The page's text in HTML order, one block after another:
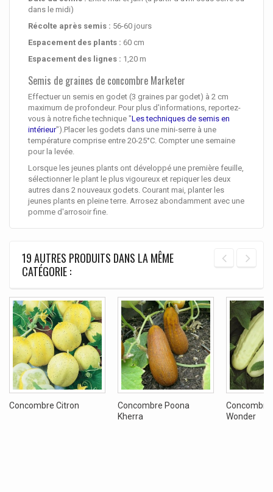
dans le midi)
Récolte après semis : 56-60 jours
Espacement des plants : 60 cm
Espacement des lignes : 1,20 m
Semis de graines de concombre Marketer
Effectuer un semis en godet (3 graines par godet) à 2 cm
maximum de profondeur. Pour plus d'informations, reportez-
vous à notre fiche technique "Les techniques de semis en
intérieur").Placer les godets dans une mini-serre à une
température comprise entre 20-25°C. Compter une semaine
pour la levée.
Lorsque les jeunes plants ont développé une première feuille,
sélectionner le plant le plus vigoureux et repiquer les deux
autres dans 2 nouveaux godets. Courant mai, planter les
jeunes plants en pleine terre. Arrosez abondamment avec une
pomme d'arrosoir fine.
19 AUTRES PRODUITS DANS LA MÊME
CATÉGORIE :
Concombre Citron
Concombre Poona
Kherra
Concombre
Wonder